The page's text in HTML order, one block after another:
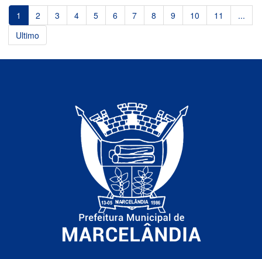
1 2 3 4 5 6 7 8 9 10 11
...
Ultimo